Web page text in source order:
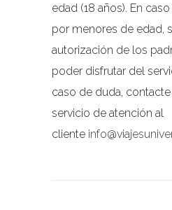
edad (18 años). En
por menores de edad,
autorización de los
poder disfrutar del
caso de duda,
servicio de atención al
cliente